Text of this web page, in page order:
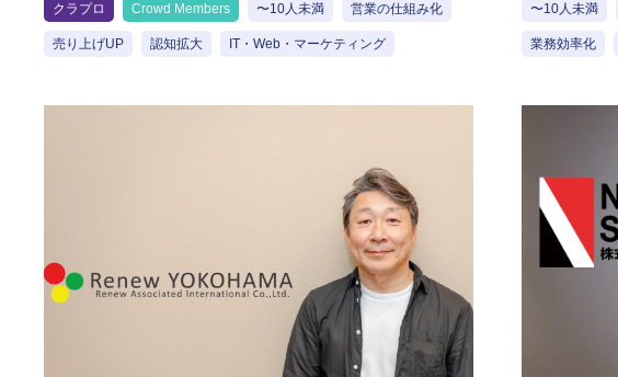
クラプロ Crowd Members 〜10人未満 営業の仕組み化
売り上げUP 認知拡大 IT・Web・マーケティング
〜10人未満
業務効率化